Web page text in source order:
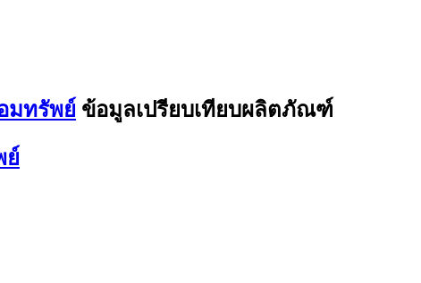
มทรัพย์ ข้อมูลเปรียบเทียบผลิตภัณฑ์
ย์